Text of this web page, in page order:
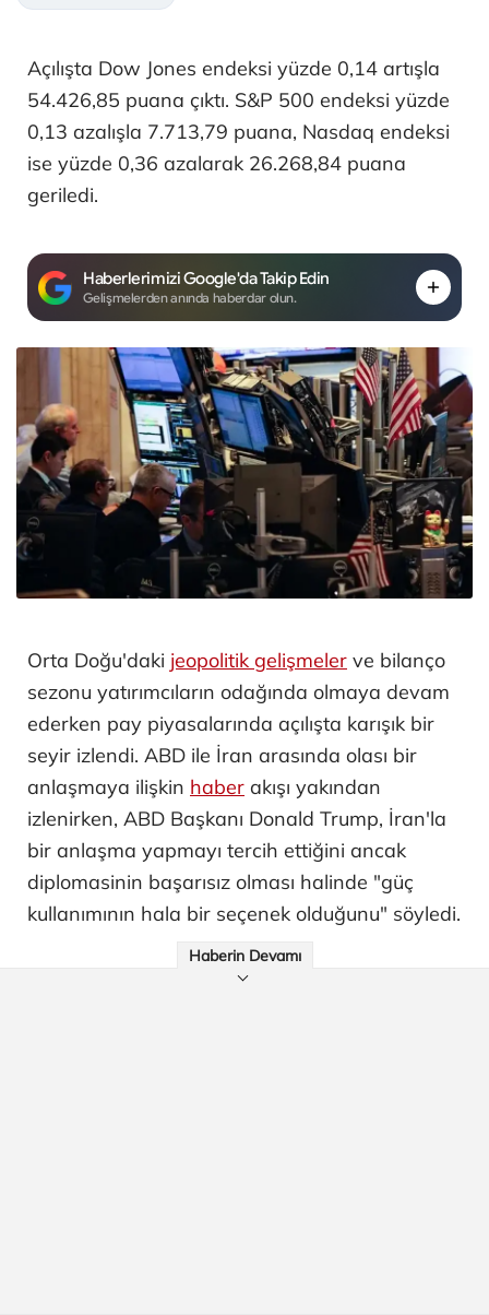
Açılışta Dow Jones endeksi yüzde 0,14 artışla
54.426,85 puana çıktı. S&P 500 endeksi yüzde
0,13 azalışla 7.713,79 puana, Nasdaq endeksi
ise yüzde 0,36 azalarak 26.268,84 puana
geriledi.
Haberlerimizi Google'da Takip Edin
Gelişmelerden anında haberdar olun.
Orta Doğu'daki jeopolitik gelişmeler ve bilanço
sezonu yatırımcıların odağında olmaya devam
ederken pay piyasalarında açılışta karışık bir
seyir izlendi. ABD ile İran arasında olası bir
anlaşmaya ilişkin haber akışı yakından
izlenirken, ABD Başkanı Donald Trump, İran'la
bir anlaşma yapmayı tercih ettiğini ancak
diplomasinin başarısız olması halinde "güç
kullanımının hala bir seçenek olduğunu" söyledi.
Haberin Devamı